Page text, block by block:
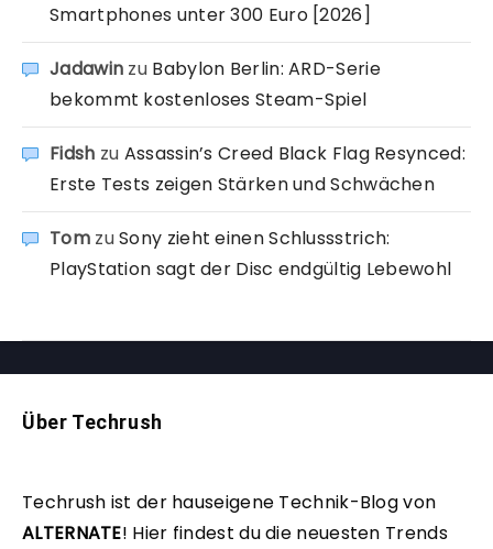
Smartphones unter 300 Euro [2026]
Jadawin zu Babylon Berlin: ARD-Serie
bekommt kostenloses Steam-Spiel
Fidsh zu Assassin’s Creed Black Flag Resynced:
Erste Tests zeigen Stärken und Schwächen
TomzuSony zieht einen Schlussstrich:
PlayStation sagt der Disc endgültig Lebewohl
Über Techrush
Techrush ist der hauseigene Technik-Blog von
ALTERNATE! Hier findest du die neuesten Trends